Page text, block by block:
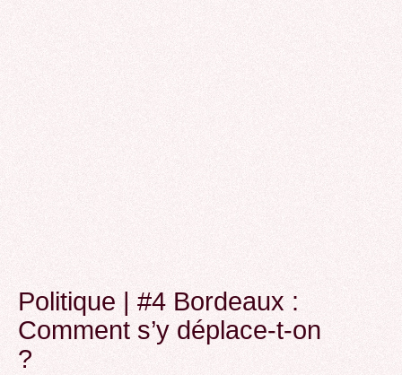
Politique | #4 Bordeaux :
Comment s’y déplace-t-on
?